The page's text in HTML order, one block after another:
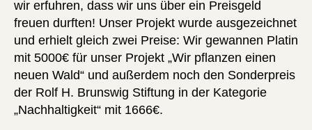
wir erfuhren, dass wir uns über ein Preisgeld
freuen durften! Unser Projekt wurde ausgezeichnet
und erhielt gleich zwei Preise: Wir gewannen Platin
mit 5000€ für unser Projekt „Wir pflanzen einen
neuen Wald“ und außerdem noch den Sonderpreis
der Rolf H. Brunswig Stiftung in der Kategorie
„Nachhaltigkeit“ mit 1666€.